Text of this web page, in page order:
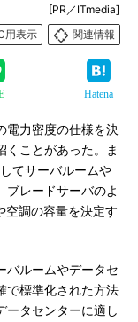
[PR／ITmedia]
用表示
関連情報
Hatena
電力密度の仕様を決
くことがあった。ま
てサーバルームや
ブレードサーバのよ
空調の容量を決定す
バルームやデータセ
で標準化された方法
ータセンターに適し